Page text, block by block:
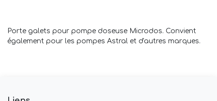
Porte galets pour pompe doseuse Microdos. Convient
également pour les pompes Astral et d'autres marques.